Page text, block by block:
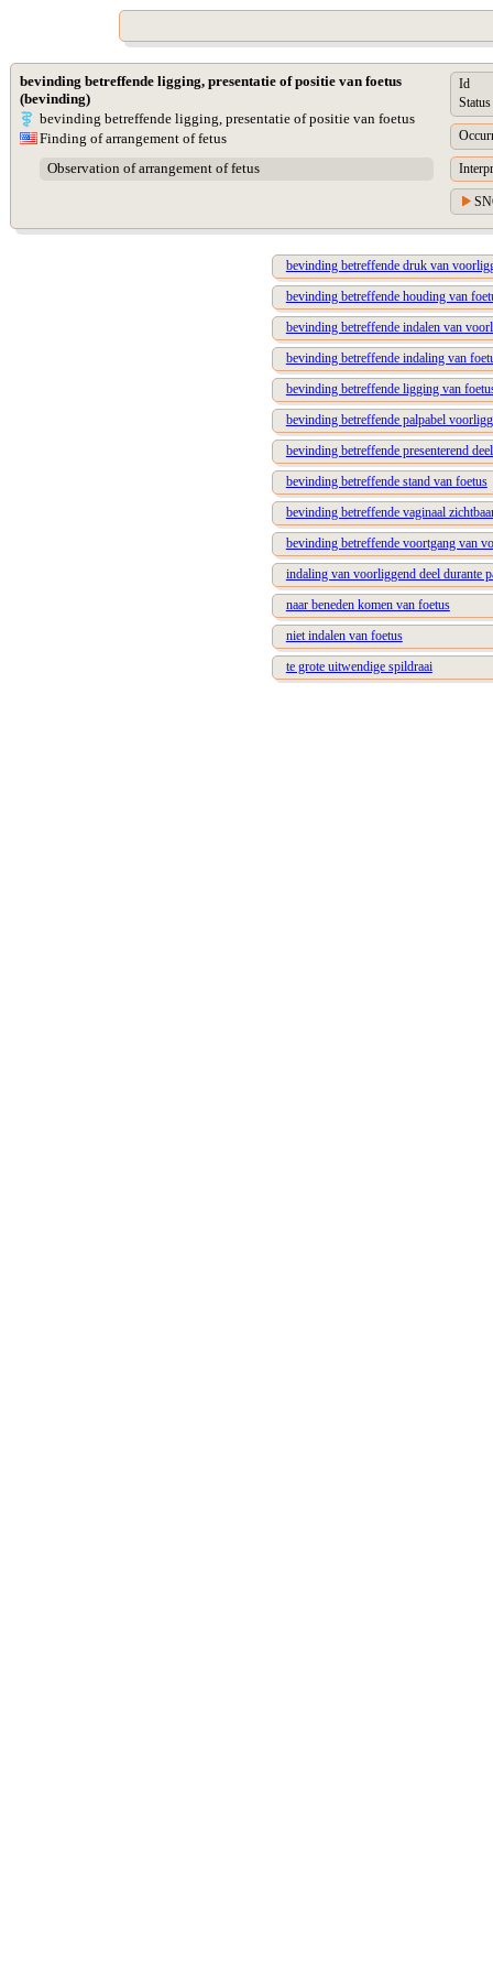
bevinding betreffende ligging, presentatie of positie van foetus
(bevinding)
bevinding betreffende ligging, presentatie of positie van foetus
Finding of arrangement of fetus
Observation of arrangement of fetus
Id
Status
bevinding betreffende druk van
bevinding betreffende houding van
bevinding betreffende indalen van
bevinding betreffende indaling van
bevinding betreffende ligging van
bevinding betreffende palpabel
bevinding betreffende presenterend
bevinding betreffende stand van foetus
bevinding betreffende vaginaal
bevinding betreffende voortgang van
indaling van voorliggend deel durante
naar beneden komen van foetus
niet indalen van foetus
te grote uitwendige spildraai